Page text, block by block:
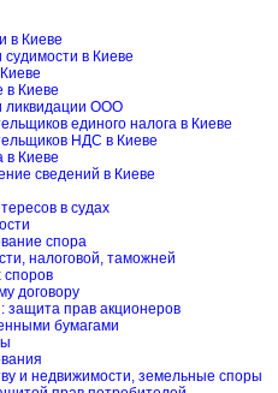
в Киеве
судимости в Киеве
в Киеве
ликвидации ООО
единого налога в Киеве
НДС в Киеве
в Киеве
сведений в Киеве
в судах
спора
налоговой, таможней
споров
договору
защита прав акционеров
бумагами
и недвижимости, земельные споры